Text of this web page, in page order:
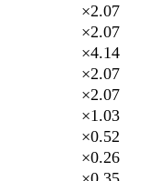
×2.07
×2.07
×4.14
×2.07
×2.07
×1.03
×0.52
×0.26